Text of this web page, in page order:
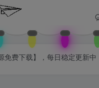
费下载】，每日稳定更新中